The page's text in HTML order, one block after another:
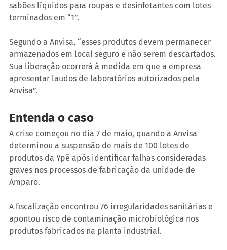
sabões líquidos para roupas e desinfetantes com lotes
terminados em “1”.
Segundo a Anvisa, “esses produtos devem permanecer
armazenados em local seguro e não serem descartados.
Sua liberação ocorrerá à medida em que a empresa
apresentar laudos de laboratórios autorizados pela
Anvisa”.
Entenda o caso
A crise começou no dia 7 de maio, quando a Anvisa
determinou a suspensão de mais de 100 lotes de
produtos da Ypê após identificar falhas consideradas
graves nos processos de fabricação da unidade de
Amparo.
A fiscalização encontrou 76 irregularidades sanitárias e
apontou risco de contaminação microbiológica nos
produtos fabricados na planta industrial.